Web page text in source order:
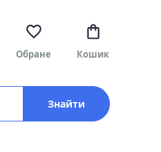
Обране Кошик
Знайти